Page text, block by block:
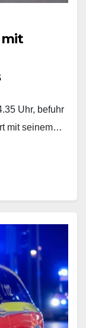
mit
Uhr, befuhr
mit seinem…